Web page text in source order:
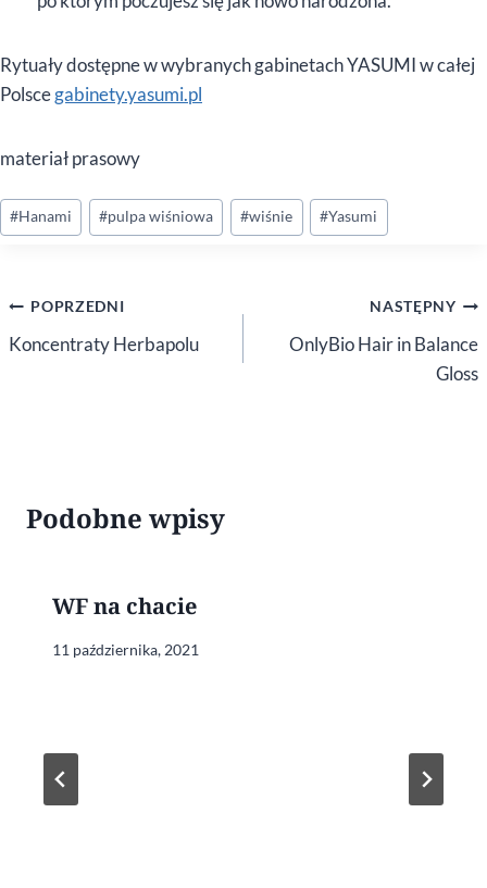
Rytuały dostępne w wybranych gabinetach YASUMI w całej
Polscegabinety.yasumi.pl
materiał prasowy
Tagi
wpisu:
#Hanami #pulpa wiśniowa #wiśnie #Yasumi
Nawigacja
wpisu
POPRZEDNI
Koncentraty Herbapolu
NASTĘPNY
OnlyBio Hair in Balance
Gloss
Podobne wpisy
WF na chacie
11 października, 2021